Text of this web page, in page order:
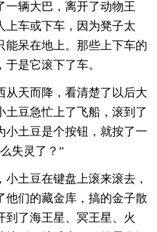
一辆大巴，离开了动物王
上车或下车，因为凳子太
能呆在地上。那些上下车的
是它滚下了车。
从天而降，看清楚了以后大
土豆急忙上了飞船，滚到了
小土豆是个按钮，就按了一
失灵了？”
土豆在键盘上滚来滚去，
他们的藏金库，搞的金子散
到了海王星、冥王星、火